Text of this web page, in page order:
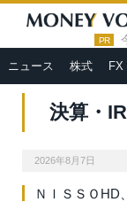
PR
ニュース 株式 FX
HOME » 決算・
決算・
決算・IR
2026年8月7日
ＮＩＳＳＯHD